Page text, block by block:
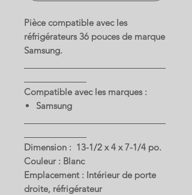
Pièce compatible avec les
réfrigérateurs 36 pouces de marque
Samsung.
Compatible avec les marques :
Samsung
Dimension : 13-1/2 x 4 x 7-1/4 po.
Couleur : Blanc
Emplacement : Intérieur de porte
droite, réfrigérateur